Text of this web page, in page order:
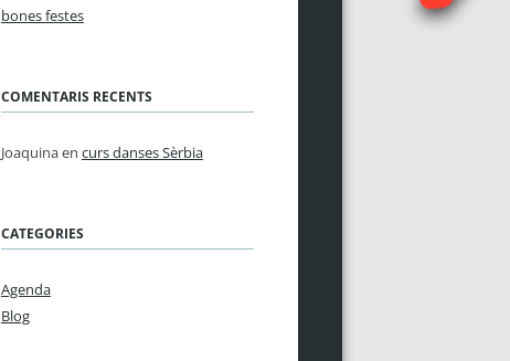
bones festes
COMENTARIS RECENTS
Joaquinaen curs danses Sèrbia
CATEGORIES
Agenda
Blog